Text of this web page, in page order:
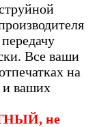
Все ваши
на
и ваших
не